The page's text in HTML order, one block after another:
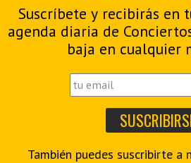
Suscríbete y recibirás en
agenda diaria de
baja en cualquier
También puedes suscribirte a